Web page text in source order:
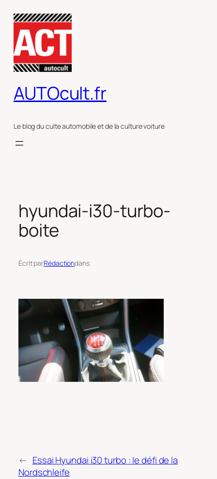
contenu
AUTOcult.fr
Le blog du culte automobile et de la culture voiture
hyundai-i30-turbo-
boite
Écrit parRédactiondans
← Essai Hyundai i30 turbo : le défi de la
Nordschleife